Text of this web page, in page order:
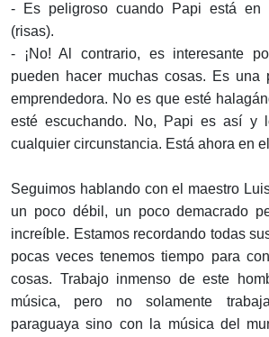
- Es peligroso cuando Papi está en
(risas).
- ¡No! Al contrario, es interesante
pueden hacer muchas cosas. Es una
emprendedora. No es que esté
esté escuchando. No, Papi es así y
cualquier circunstancia. Está ahora en
Seguimos hablando con el maestro
un poco débil, un poco demacrado
increíble. Estamos recordando todas
pocas veces tenemos tiempo para
cosas. Trabajo inmenso de este
música, pero no solamente
paraguaya sino con la música del